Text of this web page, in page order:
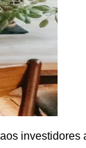
investidores